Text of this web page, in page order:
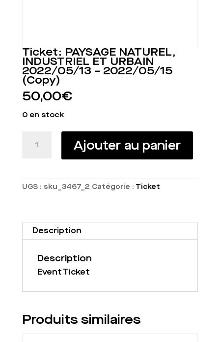
Ticket: PAYSAGE NATUREL,
INDUSTRIEL ET URBAIN
2022/05/13 – 2022/05/15
(Copy)
50,00€
0 en stock
INDUSTRIEL
ET
-
2022/05/15
(Copy)
Ajouter au panier
UGS : sku_3467_2 Catégorie : Ticket
Description
Description
Event Ticket
Produits similaires